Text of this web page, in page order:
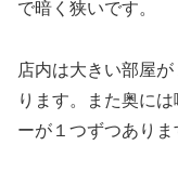
で暗く狭いです。
店内は大きい部屋
ります。また奥に
ーが１つずつありま